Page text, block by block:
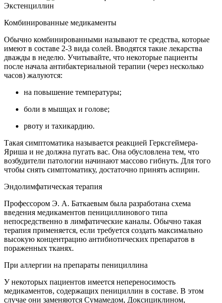
Экстенциллин
Комбинированные медикаменты
Обычно комбинированными называют те средства, которые
имеют в составе 2-3 вида солей. Вводятся такие лекарства
дважды в неделю. Учитывайте, что некоторые пациенты
после начала антибактериальной терапии (через несколько
часов) жалуются:
на повышение температуры;
боли в мышцах и голове;
рвоту и тахикардию.
Такая симптоматика называется реакцией Герксгеймера-
Яриша и не должна пугать вас. Она обусловлена тем, что
возбудители патологии начинают массово гибнуть. Для того
чтобы снять симптоматику, достаточно принять аспирин.
Эндолимфатическая терапия
Профессором Э. А. Баткаевым была разработана схема
введения медикаментов пенициллинового типа
непосредственно в лимфатические каналы. Обычно такая
терапия применяется, если требуется создать максимально
высокую концентрацию антибиотических препаратов в
пораженных тканях.
При аллергии на препараты пенициллина
У некоторых пациентов имеется непереносимость
медикаментов, содержащих пенициллин в составе. В этом
случае они заменяются Сумамедом, Доксициклином,